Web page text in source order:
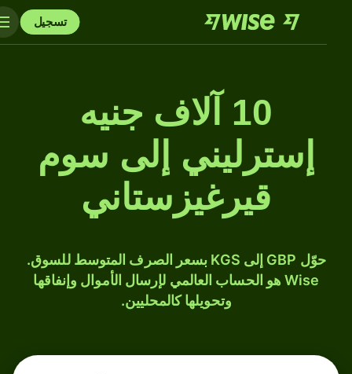
تسجيل
10 آلاف جنيه
إسترليني إلى سوم
قيرغيزستاني
حوّل GBP إلى KGS بسعر الصرف المتوسط للسوق.
Wise هو الحساب العالمي لإرسال الأموال وإنفاقها
وتحويلها كالمحليين.